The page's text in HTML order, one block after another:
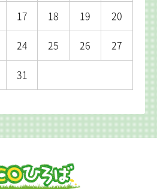
17 18 19 20
24 25 26 27
31